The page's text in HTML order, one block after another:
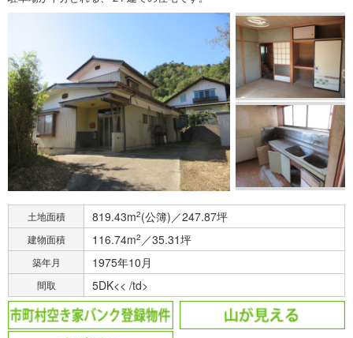
土地面積 819.43m2(公簿)／247.87坪
建物面積 116.74m2 ／35.31坪
築年月 1975年10月
間取 5DK<< /td>